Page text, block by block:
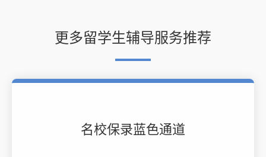
更多留学生辅导服务推荐
名校保录蓝色通道